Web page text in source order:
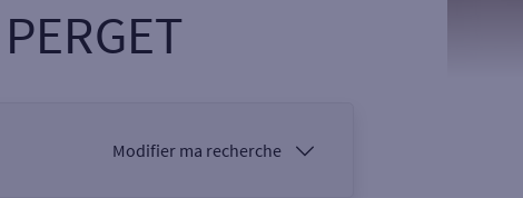
Modifier ma recherche